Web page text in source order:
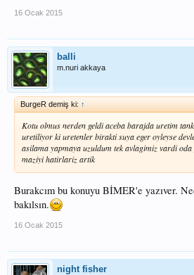
16 Ocak 2015
balli
m.nuri akkaya
BurgeR demiş ki: ↑
Kotu olmus nerden geldi aceba barajda uretim
uretiliyor ki uretenler birakti suya eger oyleyse
asilama yapmaya uzuldum tek avlagimiz vardi
maziyi hatirlariz artik
Burakcım bu konuyu BİMER'e yazıver.
bakılsın.
16 Ocak 2015
night fisher